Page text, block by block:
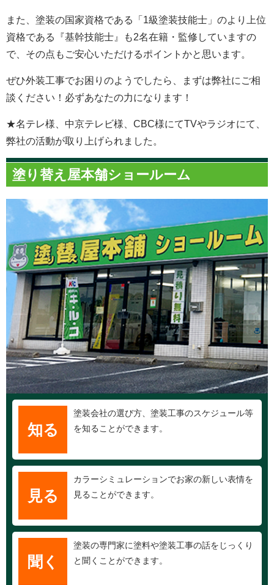
また、塗装の国家資格である「1級塗装技能士」のより上位
資格である『基幹技能士』も2名在籍・監修していますの
で、その点もご安心いただけるポイントかと思います。
ぜひ外装工事でお困りのようでしたら、まずは弊社にご相
談ください！必ずあなたの力になります！
★名テレ様、中京テレビ様、CBC様にてTVやラジオにて、
弊社の活動が取り上げられました。
塗り替え屋本舗ショールーム
知る
塗装会社の選び方、塗装工事のスケジュール等
を知ることができます。
見る
カラーシミュレーションでお家の新しい表情を
見ることができます。
聞く
塗装の専門家に塗料や塗装工事の話をじっくり
と聞くことができます。